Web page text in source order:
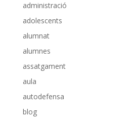
administració
adolescents
alumnat
alumnes
assatgament
aula
autodefensa
blog